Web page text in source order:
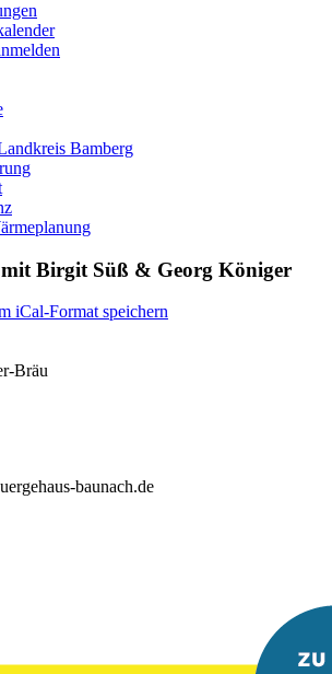
Bamberg
Birgit Süß & Georg Königer
iCal-Format speichern
Bräu
baunach.de